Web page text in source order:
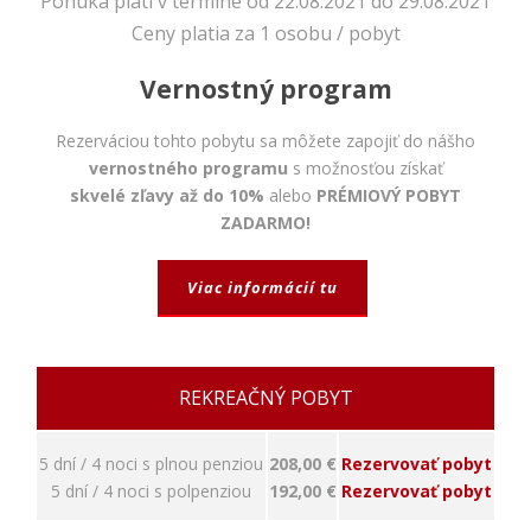
Ceny platia za 1 osobu / pobyt
Vernostný program
Rezerváciou tohto pobytu sa môžete zapojiť do nášho
vernostného programu s možnosťou získať
skvelé zľavy až do 10% alebo PRÉMIOVÝ POBYT
ZADARMO!
Viac informácií tu
REKREAČNÝ POBYT
5 dní / 4 noci s plnou penziou
5 dní / 4 noci s polpenziou
208,00 €
192,00 €
Rezervovať pobyt
Rezervovať pobyt
pre správne
napríklad
prihlásenie,
bezpečnostné
nastavenia
webu; Právny
základ: